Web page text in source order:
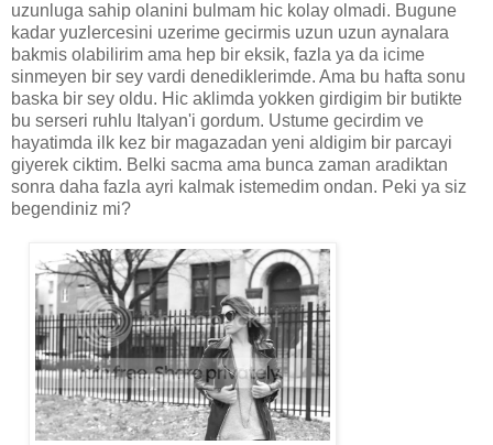
uzunluga sahip olanini bulmam hic kolay olmadi. Bugune
kadar yuzlercesini uzerime gecirmis uzun uzun aynalara
bakmis olabilirim ama hep bir eksik, fazla ya da icime
sinmeyen bir sey vardi denediklerimde. Ama bu hafta sonu
baska bir sey oldu. Hic aklimda yokken girdigim bir butikte
bu serseri ruhlu Italyan'i gordum. Ustume gecirdim ve
hayatimda ilk kez bir magazadan yeni aldigim bir parcayi
giyerek ciktim. Belki sacma ama bunca zaman aradiktan
sonra daha fazla ayri kalmak istemedim ondan. Peki ya siz
begendiniz mi?